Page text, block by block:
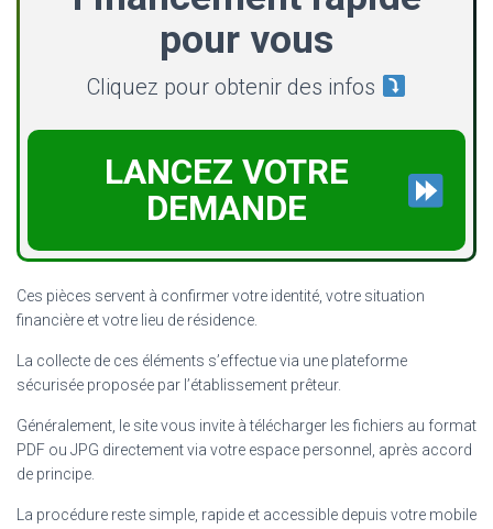
pour vous
Cliquez pour obtenir des infos
LANCEZ VOTRE
DEMANDE
Ces pièces servent à confirmer votre identité, votre situation
financière et votre lieu de résidence.
La collecte de ces éléments s’effectue via une plateforme
sécurisée proposée par l’établissement prêteur.
Généralement, le site vous invite à télécharger les fichiers au format
PDF ou JPG directement via votre espace personnel, après accord
de principe.
La procédure reste simple, rapide et accessible depuis votre mobile